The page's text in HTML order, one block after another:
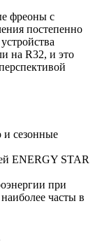
фреоны с
постепенно
на R32, и это
и сезонные
ENERGY STAR
при
часты в